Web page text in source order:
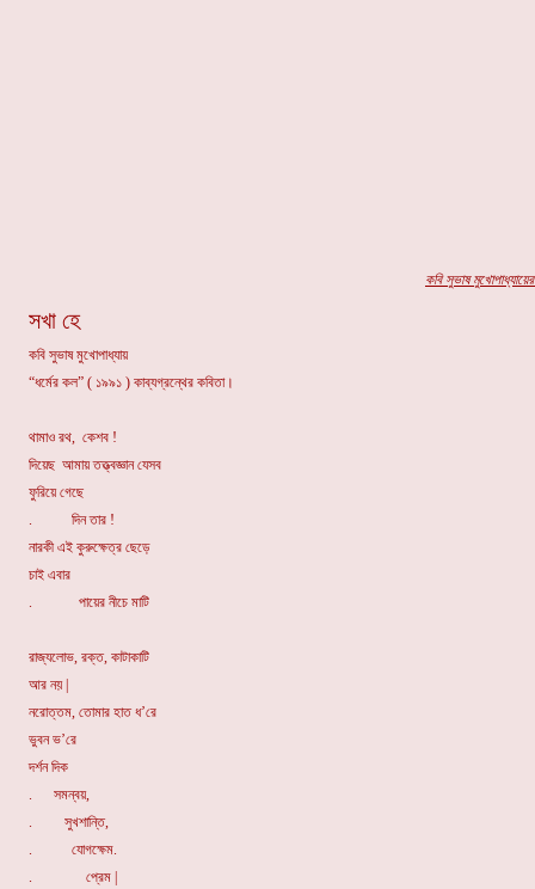
সখা হে
কবি সুভাষ মুখোপাধ্যায়
“ধর্মের কল” ( ১৯৯১ ) কাব্যগ্রন্থের কবিতা।
থামাও রথ, কেশব !
দিয়েছ আমায় তত্ত্বজ্ঞান যেসব
ফুরিয়ে গেছে
. দিন তার !
নারকী এই কুরুক্ষেত্র ছেড়ে
চাই এবার
. পায়ের নীচে মাটি
রাজ্যলোভ, রক্ত, কাটাকাটি
আর নয় |
নরোত্তম, তোমার হাত ধ’রে
ভুবন ভ’রে
দর্শন দিক
. সমন্বয়,
. সুখশান্তি,
. যোগক্ষেম.
. প্রেম |
কবি সুভাষ